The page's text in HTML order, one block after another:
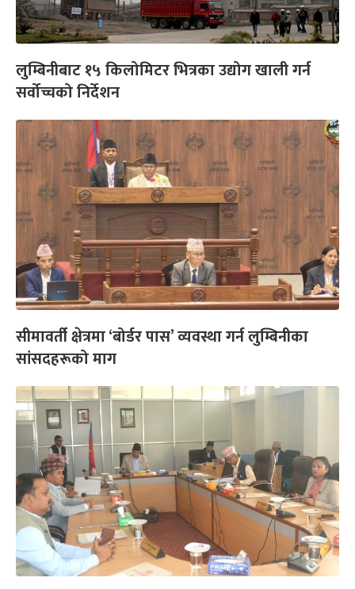
लुम्बिनीबाट १५ किलोमिटर भित्रका उद्योग खाली गर्न
सर्वोच्चको निर्देशन
सीमावर्ती क्षेत्रमा ‘बोर्डर पास’ व्यवस्था गर्न लुम्बिनीका
सांसदहरूको माग